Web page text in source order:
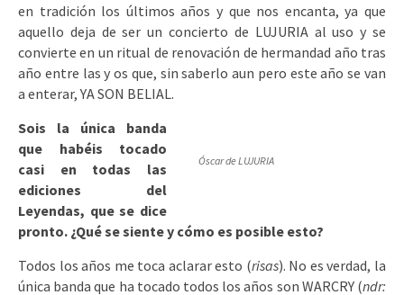
en tradición los últimos años y que nos encanta, ya que
aquello deja de ser un concierto de LUJURIA al uso y se
convierte en un ritual de renovación de hermandad año tras
año entre las y os que, sin saberlo aun pero este año se van
a enterar, YA SON BELIAL.
Óscar de LUJURIA
Sois la única banda
que habéis tocado
casi en todas las
ediciones del
Leyendas, que se dice
pronto. ¿Qué se siente y cómo es posible esto?
Todos los años me toca aclarar esto (risas). No es verdad, la
única banda que ha tocado todos los años son WARCRY (ndr: